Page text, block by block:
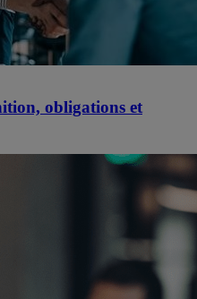
obligations et